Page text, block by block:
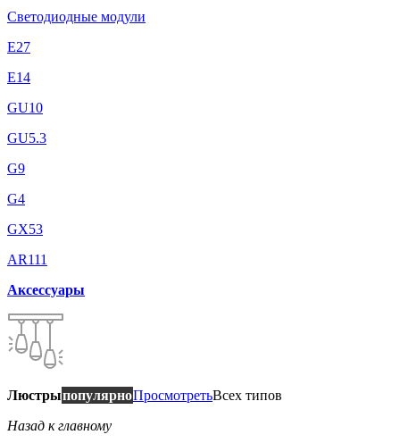
Светодиодные модули
E27
E14
GU10
GU5.3
G9
G4
GX53
AR111
Аксессуары
ЛюстрыпопулярноПросмотретьВсех типов
Назад к главному